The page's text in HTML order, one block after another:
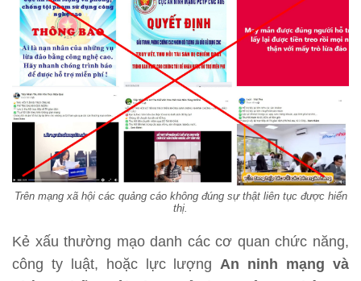
Trên mạng xã hội các quảng cáo không đúng sự thật liên tục được hiển
thị.
Kẻ xấu thường mạo danh các cơ quan chức năng,
công ty luật, hoặc lực lượngAn ninh mạng và